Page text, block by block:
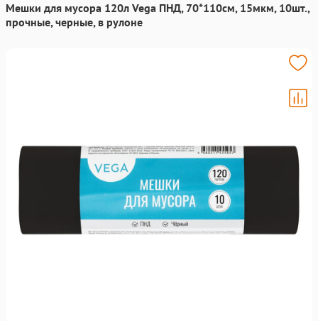
Мешки для мусора 120л Vega ПНД, 70*110см, 15мкм, 10шт.,
прочные, черные, в рулоне